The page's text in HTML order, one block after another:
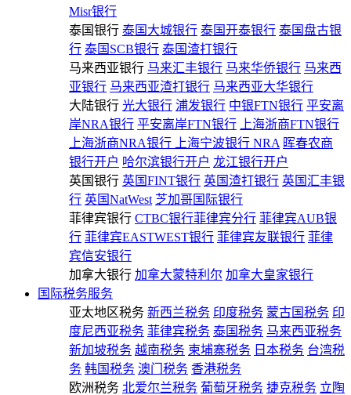
Misr银行
泰国银行 泰国大城银行 泰国开泰银行 泰国盘古银
行 泰国SCB银行 泰国渣打银行
马来西亚银行 马来汇丰银行 马来华侨银行 马来西
亚银行 马来西亚渣打银行 马来西亚大华银行
大陆银行 光大银行 浦发银行 中银FTN银行 平安离
岸NRA银行 平安离岸FTN银行
上海浙商FTN银行
上海浙商NRA银行
上海宁波银行 NRA 晖春农商
银行开户 哈尔滨银行开户 龙江银行开户
英国银行 英国FINT银行 英国渣打银行 英国汇丰银
行 英国NatWest 芝加哥国际银行
菲律宾银行 CTBC银行菲律宾分行 菲律宾AUB银
行 菲律宾EASTWEST银行 菲律宾友联银行 菲律
宾信安银行
加拿大银行 加拿大蒙特利尔 加拿大皇家银行
国际税务服务
亚太地区税务 新西兰税务 印度税务 蒙古国税务 印
度尼西亚税务 菲律宾税务 泰国税务 马来西亚税务
新加坡税务 越南税务 柬埔寨税务 日本税务 台湾税
务 韩国税务 澳门税务 香港税务
欧洲税务 北爱尔兰税务 葡萄牙税务 捷克税务 立陶